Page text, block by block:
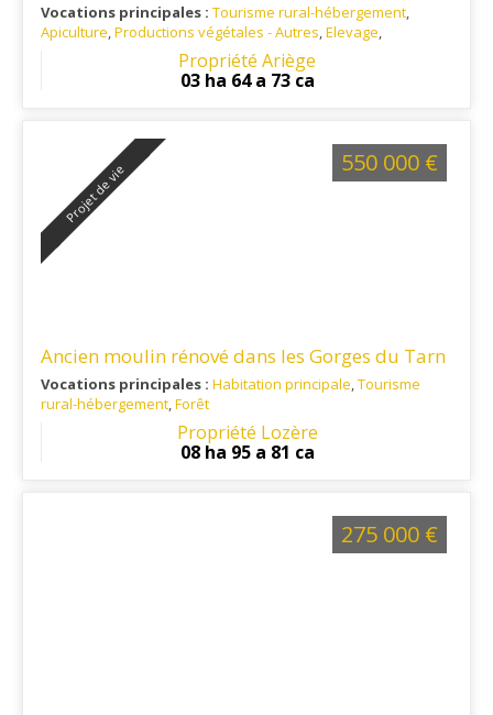
Vocations principales : Tourisme rural-hébergement,
Apiculture,Productions végétales - Autres,Elevage,
: A 15 minutes de Foix et 5 minutes de toutes
Propriété Ariège
03 ha 64 a 73 ca
Projet de vie
Ancien moulin rénové dans les Gorges du Tarn
Vocations principales : Habitation principale,Tourisme
rural-hébergement,Forêt
Propriété Lozère
08 ha 95 a 81 ca
550 000 €
275 000 €